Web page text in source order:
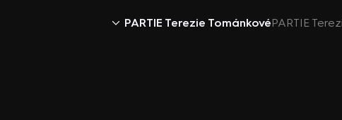
PARTIE Terezie TománkovéPARTIE